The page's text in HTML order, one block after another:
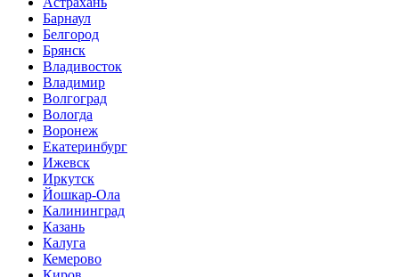
Барнаул
Белгород
Брянск
Владивосток
Владимир
Волгоград
Вологда
Воронеж
Екатеринбург
Ижевск
Иркутск
Йошкар-Ола
Калининград
Казань
Калуга
Кемерово